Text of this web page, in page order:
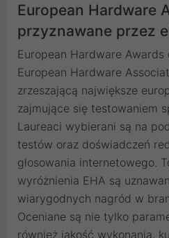
European Hardware
przyznawane przez
European Hardware
European Hardware
zrzeszającą największe
zajmujące się testowaniem
Laureaci wybierani są na
testów oraz doświadczeń
głosowania internetowego.
wyróżnienia EHA są
wiarygodnych nagród w
Oceniane są nie tylko
również jakość wykonania,